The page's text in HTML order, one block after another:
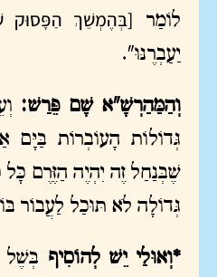
לוֹמַר [בְּהֶמְשֵׁךְ הַפָּסוּק
יַעַבְרֶנּוּ".
וְהַמַּהַרְשָׁ"א שָׁם פֵּרַשׁ:
גְּדוֹלוֹת הָעוֹבְרוֹת בַּיָּם
שֶׁבְּנַחַל זֶה יִהְיֶה הַזֶּרֶם
גְּדוֹלָה לֹא תּוּכַל לַעֲבוֹר
*וְאוּלַי יֵשׁ לְהוֹסִיףבְּשֶׁל